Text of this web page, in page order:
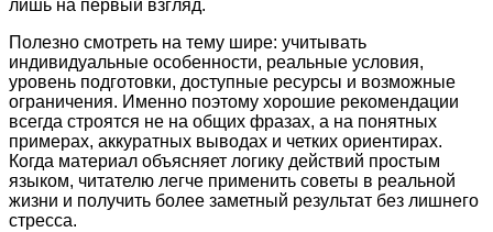
лишь на первый взгляд.
Полезно смотреть на тему шире: учитывать
индивидуальные особенности, реальные условия,
уровень подготовки, доступные ресурсы и возможные
ограничения. Именно поэтому хорошие рекомендации
всегда строятся не на общих фразах, а на понятных
примерах, аккуратных выводах и четких ориентирах.
Когда материал объясняет логику действий простым
языком, читателю легче применить советы в реальной
жизни и получить более заметный результат без лишнего
стресса.